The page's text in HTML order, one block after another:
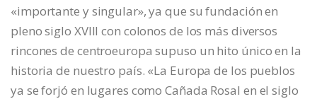
«importante y singular», ya que su fundación en
pleno siglo XVIII con colonos de los más diversos
rincones de centroeuropa supuso un hito único en la
historia de nuestro país. «La Europa de los pueblos
ya se forjó en lugares como Cañada Rosal en el siglo